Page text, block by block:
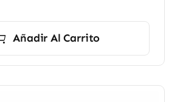
Añadir Al Carrito